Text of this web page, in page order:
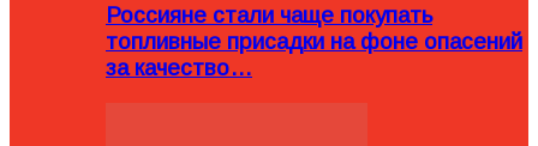
Россияне стали чаще покупать
топливные присадки на фоне опасений
за качество…